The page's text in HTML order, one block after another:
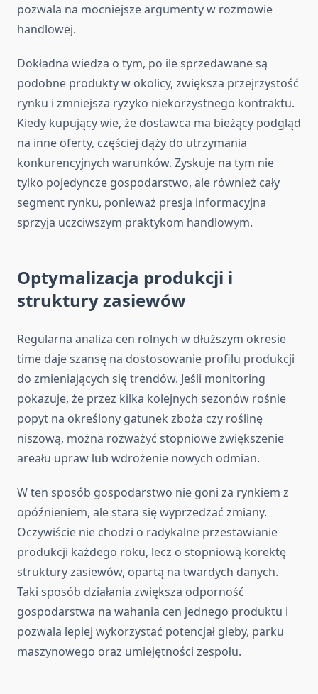
pozwala na mocniejsze argumenty w rozmowie
handlowej.
Dokładna wiedza o tym, po ile sprzedawane są
podobne produkty w okolicy, zwiększa przejrzystość
rynku i zmniejsza ryzyko niekorzystnego kontraktu.
Kiedy kupujący wie, że dostawca ma bieżący podgląd
na inne oferty, częściej dąży do utrzymania
konkurencyjnych warunków. Zyskuje na tym nie
tylko pojedyncze gospodarstwo, ale również cały
segment rynku, ponieważ presja informacyjna
sprzyja uczciwszym praktykom handlowym.
Optymalizacja produkcji i
struktury zasiewów
Regularna analiza cen rolnych w dłuższym okresie
time daje szansę na dostosowanie profilu produkcji
do zmieniających się trendów. Jeśli monitoring
pokazuje, że przez kilka kolejnych sezonów rośnie
popyt na określony gatunek zboża czy roślinę
niszową, można rozważyć stopniowe zwiększenie
areału upraw lub wdrożenie nowych odmian.
W ten sposób gospodarstwo nie goni za rynkiem z
opóźnieniem, ale stara się wyprzedzać zmiany.
Oczywiście nie chodzi o radykalne przestawianie
produkcji każdego roku, lecz o stopniową korektę
struktury zasiewów, opartą na twardych danych.
Taki sposób działania zwiększa odporność
gospodarstwa na wahania cen jednego produktu i
pozwala lepiej wykorzystać potencjał gleby, parku
maszynowego oraz umiejętności zespołu.